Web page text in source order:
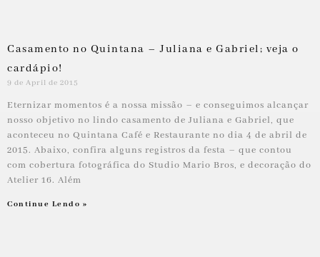
Casamento no Quintana – Juliana e Gabriel; veja o
cardápio!
9 de April de 2015
Eternizar momentos é a nossa missão – e conseguimos alcançar
nosso objetivo no lindo casamento de Juliana e Gabriel, que
aconteceu no Quintana Café e Restaurante no dia 4 de abril de
2015. Abaixo, confira alguns registros da festa – que contou
com cobertura fotográfica do Studio Mario Bros, e decoração do
Atelier 16. Além
Continue Lendo »